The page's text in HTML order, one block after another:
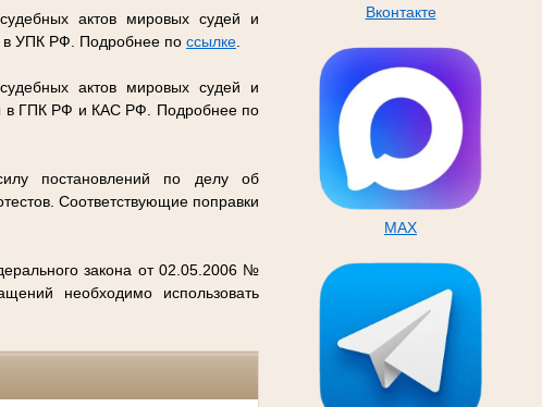
Вконтакте
MAX
актов мировых судей и
в УПК РФ. Подробнее по ссылке.
актов мировых судей и
в ГПК РФ и КАС РФ. Подробнее по
постановлений по делу об
Соответствующие поправки
закона от 02.05.2006 №
необходимо использовать